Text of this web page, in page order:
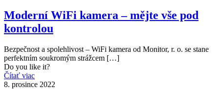
Moderní WiFi kamera – mějte vše pod
kontrolou
Bezpečnost a spolehlivost – WiFi kamera od Monitor, r. o. se stane
perfektním soukromým strážcem […]
Do you like it?
Čítať viac
8. prosince 2022